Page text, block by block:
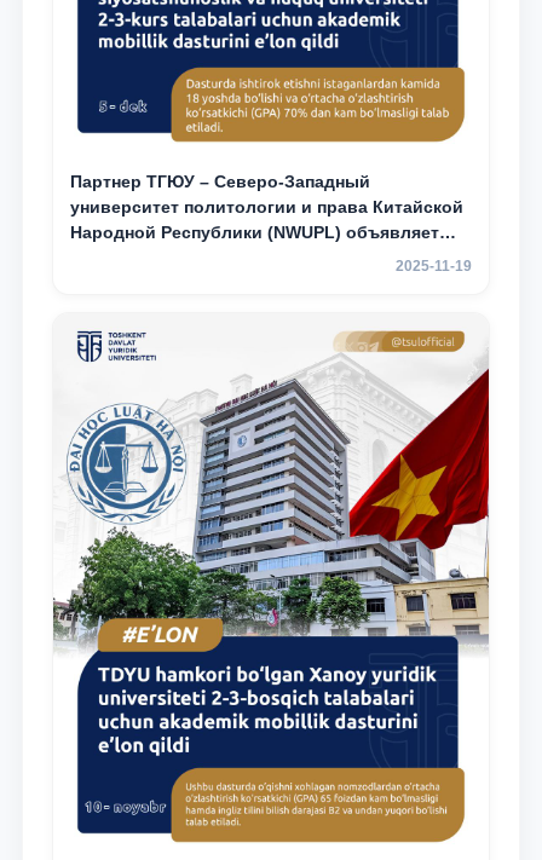
Партнер ТГЮУ – Северо-Западный
университет политологии и права Китайской
Народной Республики (NWUPL) объявляет
программу академической мобильности для
2025-11-19